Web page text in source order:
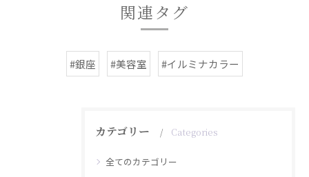
関連タグ
#銀座 #美容室 #イルミナカラー
カテゴリー Categories
全てのカテゴリー